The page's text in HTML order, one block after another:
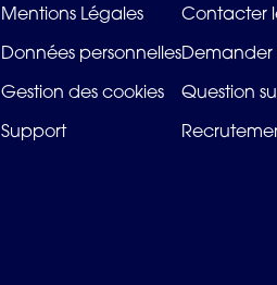
Mentions Légales
Données personnelles
Gestion des cookies
Support
Contacter
Demander
Question